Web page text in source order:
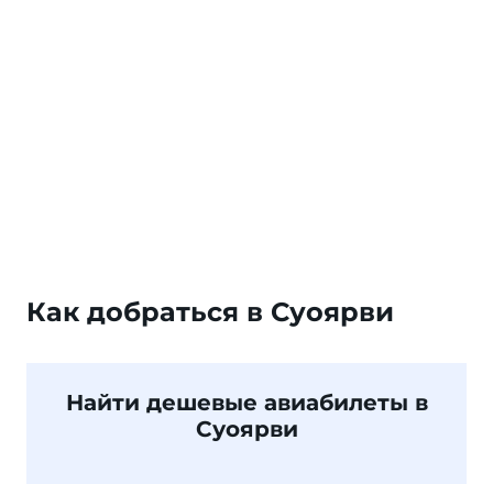
Как добраться в Суоярви
Найти дешевые авиабилеты в
Суоярви